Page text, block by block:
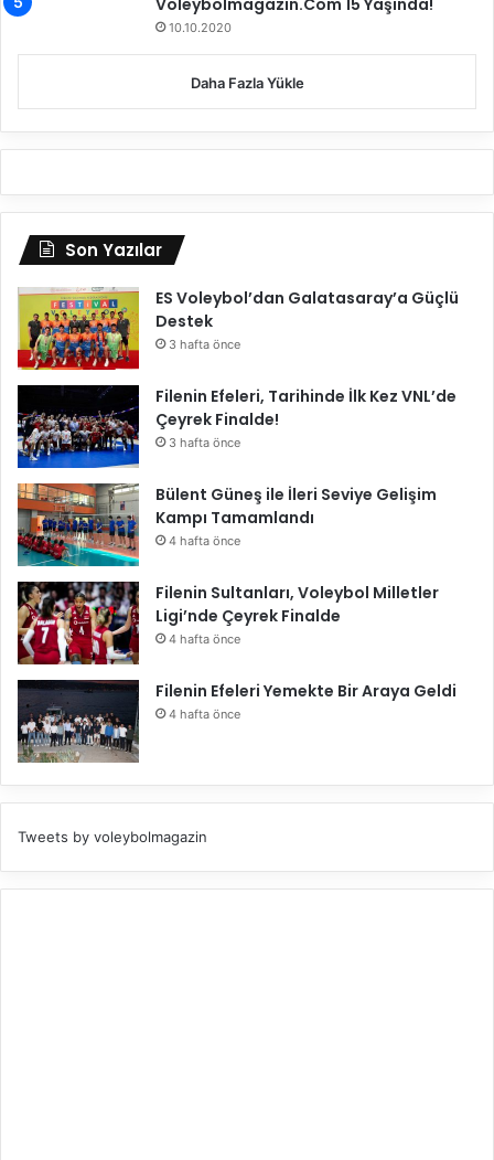
k
n
k
o
d
u
10.10.2020
Daha Fazla Yükle
Son Yazılar
ES Voleybol’dan Galatasaray’a Güçlü
Destek
3 hafta önce
Filenin Efeleri, Tarihinde İlk Kez VNL’de
Çeyrek Finalde!
3 hafta önce
Bülent Güneş ile İleri Seviye Gelişim
Kampı Tamamlandı
4 hafta önce
Filenin Sultanları, Voleybol Milletler
Ligi’nde Çeyrek Finalde
4 hafta önce
Filenin Efeleri Yemekte Bir Araya Geldi
4 hafta önce
Tweets by voleybolmagazin